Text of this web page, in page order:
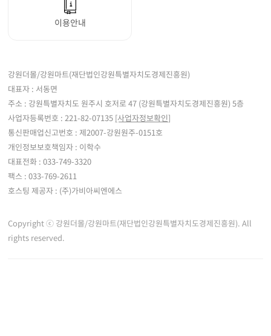
이용안내
강원더몰/강원마트(재단법인강원특별자치도경제진흥원)
대표자 : 서동면
주소 : 강원특별자치도 원주시 호저로 47 (강원특별자치도경제진흥원) 5층
사업자등록번호 : 221-82-07135 [사업자정보확인]
통신판매업신고번호 : 제2007-강원원주-0151호
개인정보보호책임자 : 이학수
대표전화 : 033-749-3320
팩스 : 033-769-2611
호스팅 제공자 : (주)가비아씨엔에스
Copyright ⓒ 강원더몰/강원마트(재단법인강원특별자치도경제진흥원). All
rights reserved.